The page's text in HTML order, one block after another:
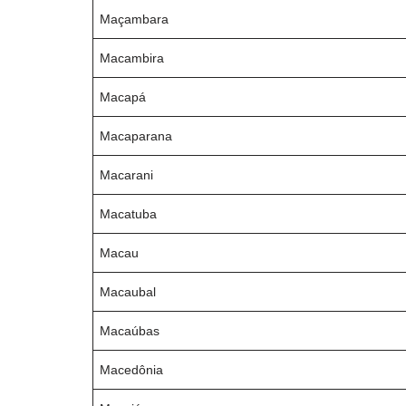
Maçambara
Macambira
Macapá
Macaparana
Macarani
Macatuba
Macau
Macaubal
Macaúbas
Macedônia